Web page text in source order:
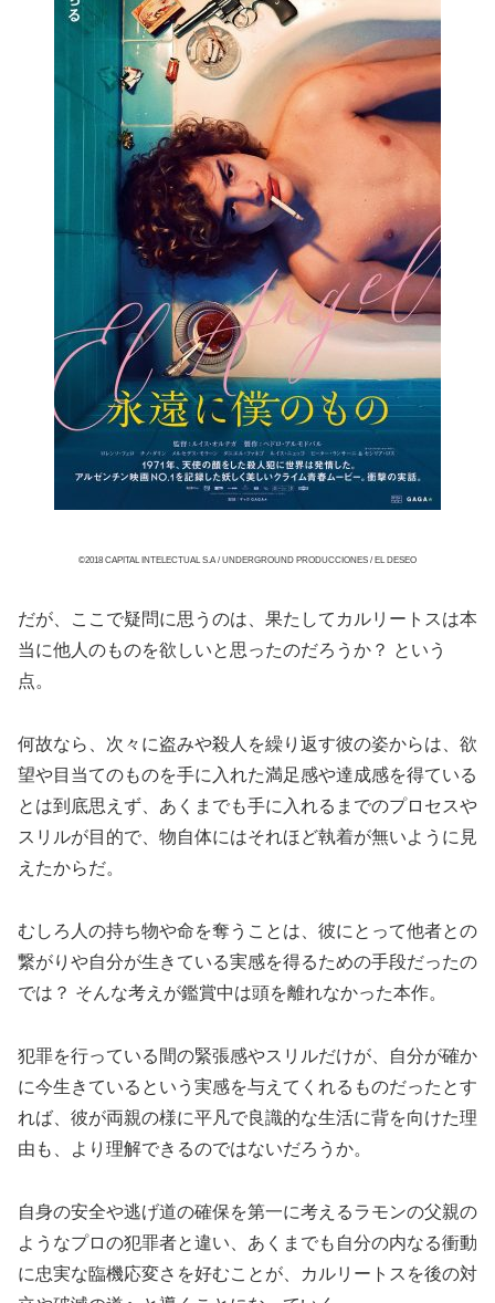
©2018 CAPITAL INTELECTUAL S.A / UNDERGROUND PRODUCCIONES / EL DESEO
だが、ここで疑問に思うのは、果たしてカルリートスは本
当に他人のものを欲しいと思ったのだろうか？ という
点。
何故なら、次々に盗みや殺人を繰り返す彼の姿からは、欲
望や目当てのものを手に入れた満足感や達成感を得ている
とは到底思えず、あくまでも手に入れるまでのプロセスや
スリルが目的で、物自体にはそれほど執着が無いように見
えたからだ。
むしろ人の持ち物や命を奪うことは、彼にとって他者との
繋がりや自分が生きている実感を得るための手段だったの
では？ そんな考えが鑑賞中は頭を離れなかった本作。
犯罪を行っている間の緊張感やスリルだけが、自分が確か
に今生きているという実感を与えてくれるものだったとす
れば、彼が両親の様に平凡で良識的な生活に背を向けた理
由も、より理解できるのではないだろうか。
自身の安全や逃げ道の確保を第一に考えるラモンの父親の
ようなプロの犯罪者と違い、あくまでも自分の内なる衝動
に忠実な臨機応変さを好むことが、カルリートスを後の対